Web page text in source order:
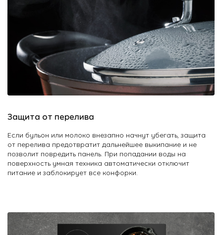
Защита от перелива
Если бульон или молоко внезапно начнут убегать, защита
от перелива предотвратит дальнейшее выкипание и не
позволит повредить панель. При попадании воды на
поверхность умная техника автоматически отключит
питание и заблокирует все конфорки.